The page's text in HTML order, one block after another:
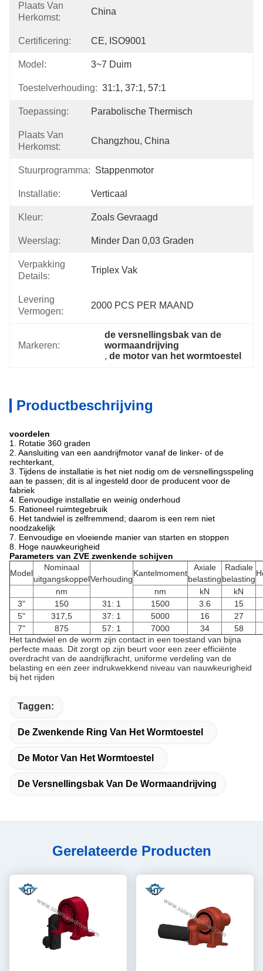
Plaats Van
Herkomst:
China
Certificering: CE, ISO9001
Model: 3~7 Duim
Toestelverhouding: 31:1, 37:1, 57:1
Toepassing: Parabolische Thermisch
Plaats Van
Herkomst:
Changzhou, China
Stuurprogramma: Stappenmotor
Installatie: Verticaal
Kleur: Zoals Gevraagd
Weerslag: Minder Dan 0,03 Graden
Verpakking
Details:
Triplex Vak
Levering
Vermogen:
2000 PCS PER MAAND
Markeren:
de versnellingsbak van de
wormaandrijving
, de motor van het wormtoestel
Productbeschrijving
voordelen
1. Rotatie 360 ​​graden
2. Aansluiting van een aandrijfmotor vanaf de linker- of de
rechterkant,
3. Tijdens de installatie is het niet nodig om de versnellingsspeling
aan te passen; dit is al ingesteld door de producent voor de
fabriek
4. Eenvoudige installatie en weinig onderhoud
5. Rationeel ruimtegebruik
6. Het tandwiel is zelfremmend; daarom is een rem niet
noodzakelijk
7. Eenvoudige en vloeiende manier van starten en stoppen
8. Hoge nauwkeurigheid
Parameters van ZVE zwenkende schijven
Model
Nominaal
uitgangskoppelVerhouding
Kantelmoment
Axiale
belasting
Radiale
belasting
nm
nm kN
kN
3"
150 31: 1 1500 3.6
15
5"
317,5 37: 1 5000 16
27
7"
875 57: 1 7000 34
58
Het tandwiel en de worm zijn contact in een toestand van bijna
perfecte maas. Dit zorgt op zijn beurt voor een zeer efficiënte
overdracht van de aandrijfkracht, uniforme verdeling van de
belasting en een zeer indrukwekkend niveau van nauwkeurigheid
bij het rijden
Taggen:
De Zwenkende Ring Van Het Wormtoestel
De Motor Van Het Wormtoestel
De Versnellingsbak Van De Wormaandrijving
Gerelateerde Producten